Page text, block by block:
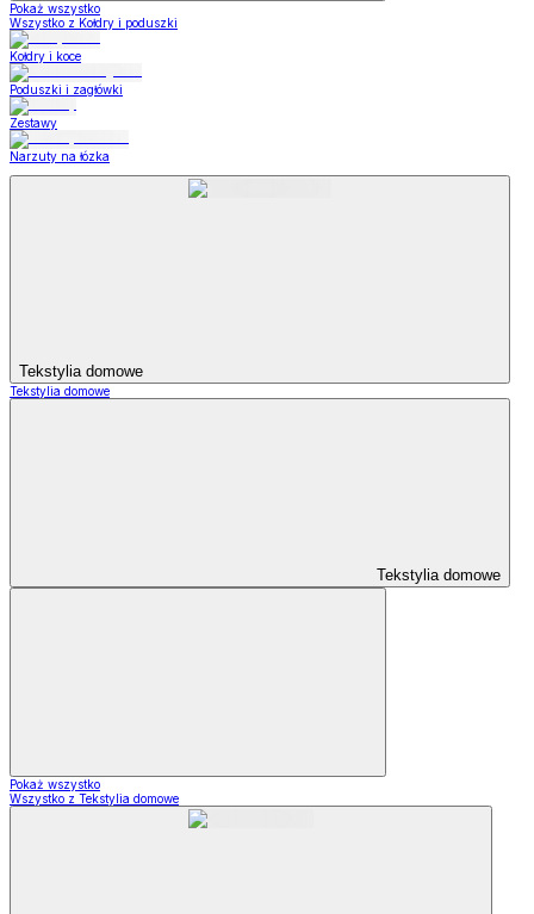
Pokaż wszystko
Wszystko z Kołdry i poduszki
Kołdry i koce
Poduszki i zagłówki
Zestawy
Narzuty na łózka
Tekstylia domowe
Tekstylia domowe
Tekstylia domowe
Pokaż wszystko
Wszystko z Tekstylia domowe